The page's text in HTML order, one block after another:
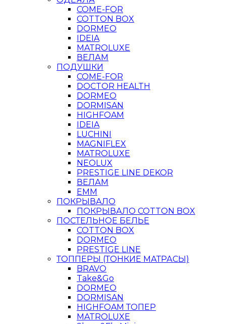
COME-FOR
COTTON BOX
DORMEO
IDEIA
MATROLUXE
ВЕЛАМ
ПОДУШКИ
COME-FOR
DOCTOR HEALTH
DORMEO
DORMISAN
HIGHFOAM
IDEIA
LUCHINI
MAGNIFLEX
MATROLUXE
NEOLUX
PRESTIGE LINE DEKOR
ВЕЛАМ
ЕММ
ПОКРЫВАЛО
ПОКРЫВАЛО COTTON BOX
ПОСТЕЛЬНОЕ БЕЛЬЕ
COTTON BOX
DORMEO
PRESTIGE LINE
ТОППЕРЫ (ТОНКИЕ МАТРАСЫ)
BRAVO
Take&Go
DORMEO
DORMISAN
HIGHFOAM ТОПЕР
MATROLUXE